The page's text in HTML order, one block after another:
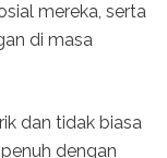
mereka, serta
di masa
dan tidak biasa
dengan